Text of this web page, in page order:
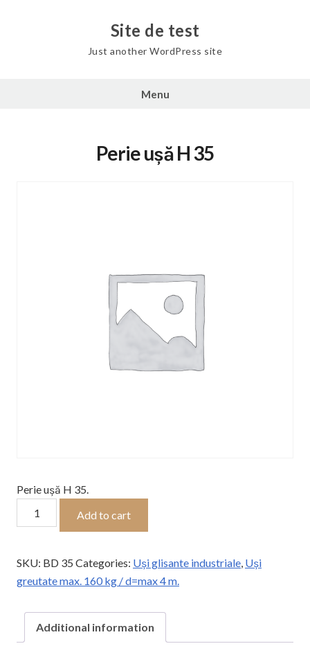
Site de test
Just another WordPress site
Menu
Perie ușă H 35
Perie ușă H 35.
Perie
ușă
35
quantity
Add to cart
SKU: BD 35 Categories: Uși glisante industriale, Uși
greutate max. 160 kg / d=max 4 m.
Additional information